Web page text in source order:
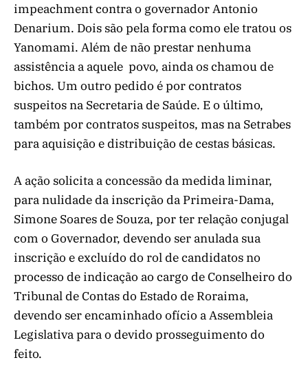
impeachment contra o governador Antonio
Denarium. Dois são pela forma como ele tratou os
Yanomami. Além de não prestar nenhuma
assistência a aquele povo, ainda os chamou de
bichos. Um outro pedido é por contratos
suspeitos na Secretaria de Saúde. E o último,
também por contratos suspeitos, mas na Setrabes
para aquisição e distribuição de cestas básicas.
A ação solicita a concessão da medida liminar,
para nulidade da inscrição da Primeira-Dama,
Simone Soares de Souza, por ter relação conjugal
com o Governador, devendo ser anulada sua
inscrição e excluído do rol de candidatos no
processo de indicação ao cargo de Conselheiro do
Tribunal de Contas do Estado de Roraima,
devendo ser encaminhado ofício a Assembleia
Legislativa para o devido prosseguimento do
feito.